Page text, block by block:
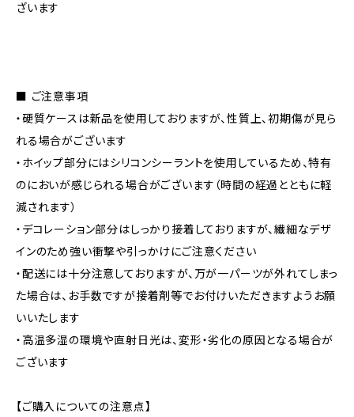
ざいます
■ ご注意事項
・硬質ケースは新品を使用しておりますが、性質上、初期傷が見ら
れる場合がございます
・ホイップ部分にはシリコンシーラントを使用しているため、特有
のにおいが感じられる場合がございます（時間の経過とともに軽
減されます）
・デコレーション部分はしっかり接着しておりますが、繊細なデザ
インのため強い衝撃や引っかけにご注意ください
・配送には十分注意しておりますが、万が一パーツが外れてしまっ
た場合は、お手数ですが接着剤等でお付けいただきますようお願
いいたします
・高温多湿の環境や直射日光は、変形・劣化の原因となる場合が
ございます
【ご購入についての注意点】